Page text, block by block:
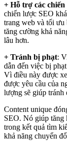
+ Hỗ trợ các
chiến lược SEO
trang web và tối ưu
tăng cường khả
lâu hơn.
+ Tránh bị phạt:
dẫn đến việc bị
Vì điều này được
được yêu cầu của
lượng sẽ giúp tránh
Content unique
SEO. Nó giúp tăng
trong kết quả tìm
khả năng chuyển